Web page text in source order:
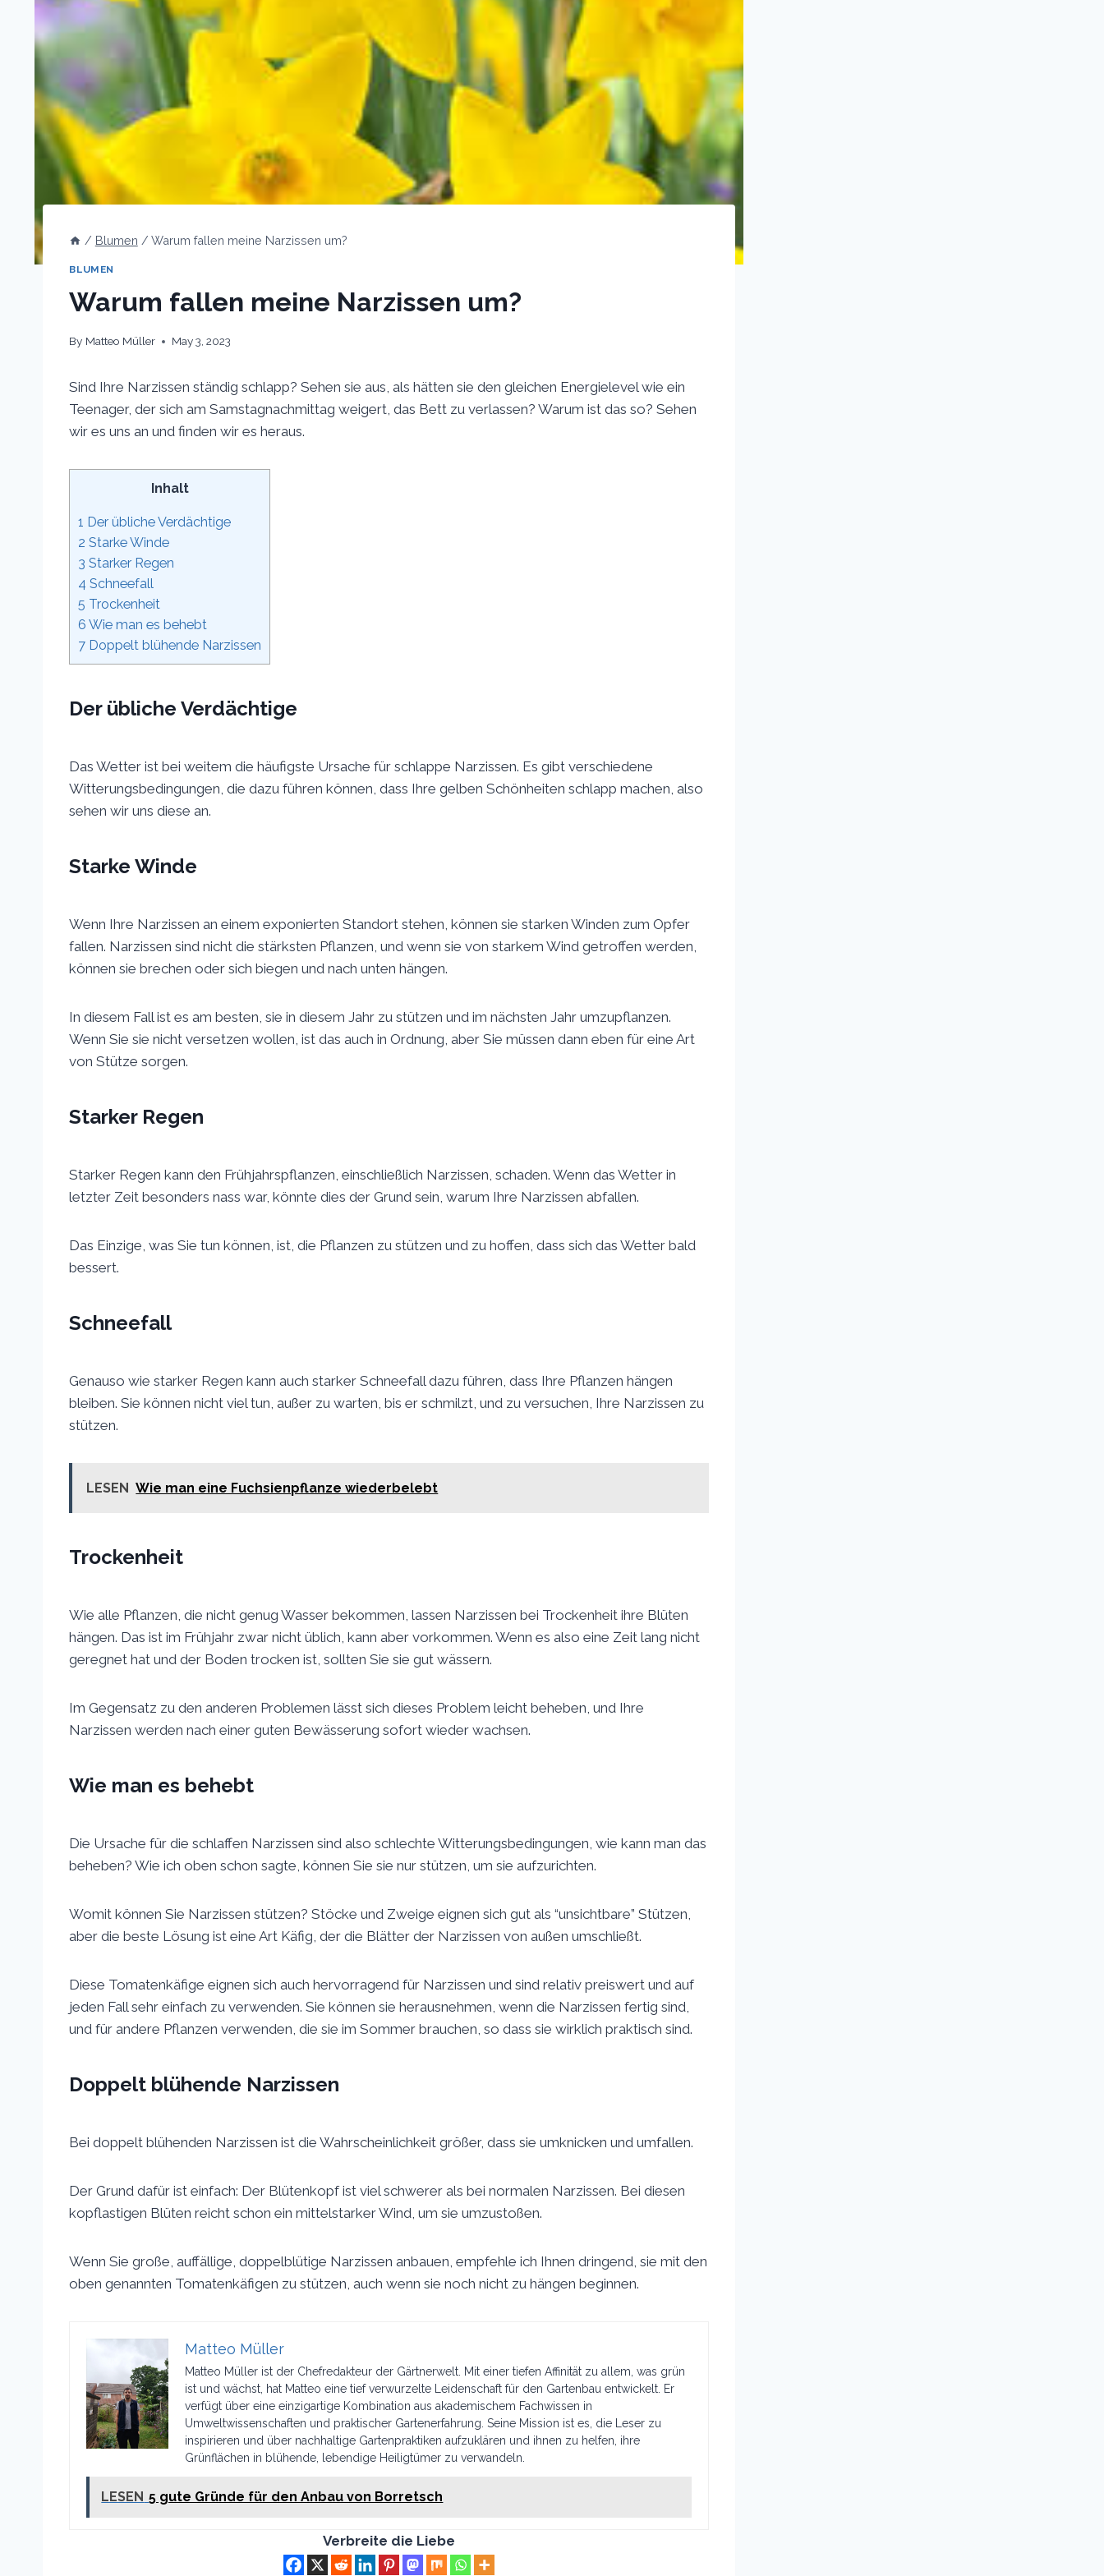
/ Blumen / Warum fallen meine Narzissen um?
BLUMEN
Warum fallen meine Narzissen um?
By Matteo Müller May 3, 2023
Sind Ihre Narzissen ständig schlapp? Sehen sie aus, als hätten sie den gleichen Energielevel wie ein
Teenager, der sich am Samstagnachmittag weigert, das Bett zu verlassen? Warum ist das so? Sehen
wir es uns an und finden wir es heraus.
Inhalt
1 Der übliche Verdächtige
2 Starke Winde
3 Starker Regen
4 Schneefall
5 Trockenheit
6 Wie man es behebt
7 Doppelt blühende Narzissen
Der übliche Verdächtige
Das Wetter ist bei weitem die häufigste Ursache für schlappe Narzissen. Es gibt verschiedene
Witterungsbedingungen, die dazu führen können, dass Ihre gelben Schönheiten schlapp machen, also
sehen wir uns diese an.
Starke Winde
Wenn Ihre Narzissen an einem exponierten Standort stehen, können sie starken Winden zum Opfer
fallen. Narzissen sind nicht die stärksten Pflanzen, und wenn sie von starkem Wind getroffen werden,
können sie brechen oder sich biegen und nach unten hängen.
In diesem Fall ist es am besten, sie in diesem Jahr zu stützen und im nächsten Jahr umzupflanzen.
Wenn Sie sie nicht versetzen wollen, ist das auch in Ordnung, aber Sie müssen dann eben für eine Art
von Stütze sorgen.
Starker Regen
Starker Regen kann den Frühjahrspflanzen, einschließlich Narzissen, schaden. Wenn das Wetter in
letzter Zeit besonders nass war, könnte dies der Grund sein, warum Ihre Narzissen abfallen.
Das Einzige, was Sie tun können, ist, die Pflanzen zu stützen und zu hoffen, dass sich das Wetter bald
bessert.
Schneefall
Genauso wie starker Regen kann auch starker Schneefall dazu führen, dass Ihre Pflanzen hängen
bleiben. Sie können nicht viel tun, außer zu warten, bis er schmilzt, und zu versuchen, Ihre Narzissen zu
stützen.
LESEN Wie man eine Fuchsienpflanze wiederbelebt
Trockenheit
Wie alle Pflanzen, die nicht genug Wasser bekommen, lassen Narzissen bei Trockenheit ihre Blüten
hängen. Das ist im Frühjahr zwar nicht üblich, kann aber vorkommen. Wenn es also eine Zeit lang nicht
geregnet hat und der Boden trocken ist, sollten Sie sie gut wässern.
Im Gegensatz zu den anderen Problemen lässt sich dieses Problem leicht beheben, und Ihre
Narzissen werden nach einer guten Bewässerung sofort wieder wachsen.
Wie man es behebt
Die Ursache für die schlaffen Narzissen sind also schlechte Witterungsbedingungen, wie kann man das
beheben? Wie ich oben schon sagte, können Sie sie nur stützen, um sie aufzurichten.
Womit können Sie Narzissen stützen? Stöcke und Zweige eignen sich gut als “unsichtbare” Stützen,
aber die beste Lösung ist eine Art Käfig, der die Blätter der Narzissen von außen umschließt.
Diese Tomatenkäfige eignen sich auch hervorragend für Narzissen und sind relativ preiswert und auf
jeden Fall sehr einfach zu verwenden. Sie können sie herausnehmen, wenn die Narzissen fertig sind,
und für andere Pflanzen verwenden, die sie im Sommer brauchen, so dass sie wirklich praktisch sind.
Doppelt blühende Narzissen
Bei doppelt blühenden Narzissen ist die Wahrscheinlichkeit größer, dass sie umknicken und umfallen.
Der Grund dafür ist einfach: Der Blütenkopf ist viel schwerer als bei normalen Narzissen. Bei diesen
kopflastigen Blüten reicht schon ein mittelstarker Wind, um sie umzustoßen.
Wenn Sie große, auffällige, doppelblütige Narzissen anbauen, empfehle ich Ihnen dringend, sie mit den
oben genannten Tomatenkäfigen zu stützen, auch wenn sie noch nicht zu hängen beginnen.
Matteo Müller
Matteo Müller ist der Chefredakteur der Gärtnerwelt. Mit einer tiefen Affinität zu allem, was grün
ist und wächst, hat Matteo eine tief verwurzelte Leidenschaft für den Gartenbau entwickelt. Er
verfügt über eine einzigartige Kombination aus akademischem Fachwissen in
Umweltwissenschaften und praktischer Gartenerfahrung. Seine Mission ist es, die Leser zu
inspirieren und über nachhaltige Gartenpraktiken aufzuklären und ihnen zu helfen, ihre
Grünflächen in blühende, lebendige Heiligtümer zu verwandeln.
LESEN 5 gute Gründe für den Anbau von Borretsch
Verbreite die Liebe